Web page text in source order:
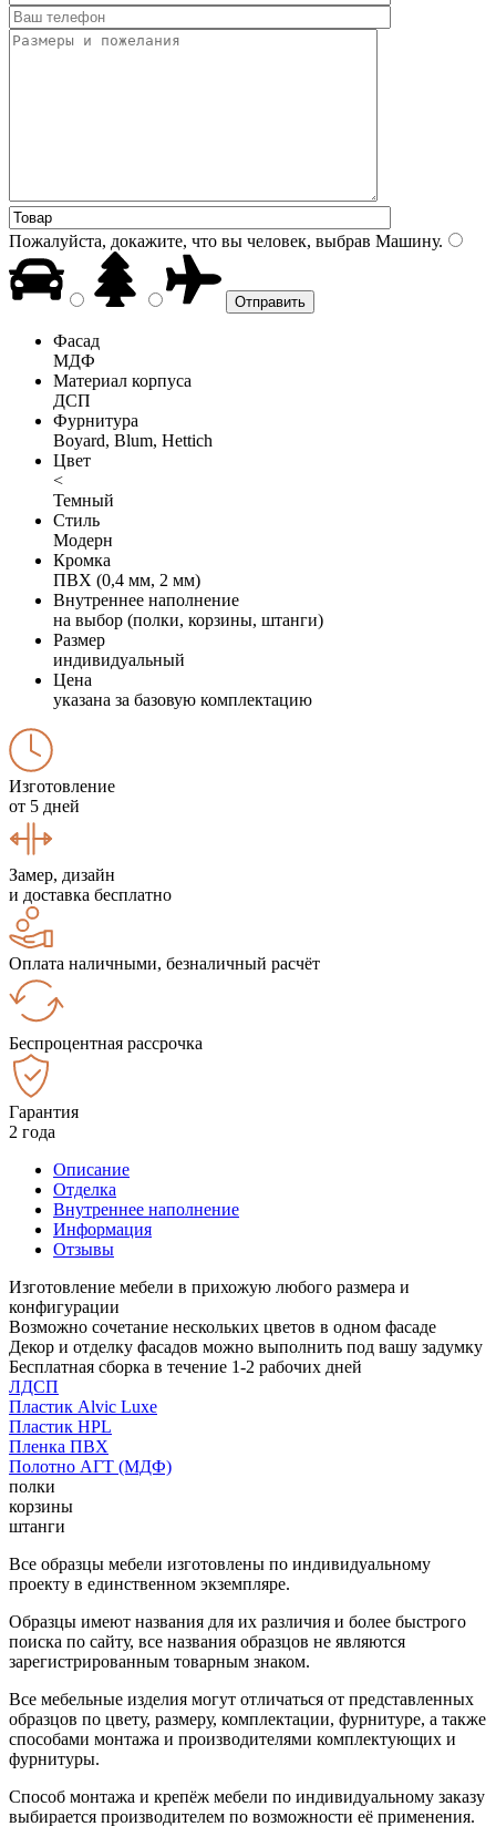
Пожалуйста, докажите, что вы человек, выбрав Машину.
Фасад
МДФ
Материал корпуса
ДСП
Фурнитура
Boyard, Blum, Hettich
Цвет
<
Темный
Стиль
Модерн
Кромка
ПВХ (0,4 мм, 2 мм)
Внутреннее наполнение
на выбор (полки, корзины, штанги)
Размер
индивидуальный
Цена
указана за базовую комплектацию
Изготовление
от 5 дней
Замер, дизайн
и доставка бесплатно
Оплата наличными, безналичный расчёт
Беспроцентная рассрочка
Гарантия
2 года
Описание
Отделка
Внутреннее наполнение
Информация
Отзывы
Изготовление мебели в прихожую любого размера и
конфигурации
Возможно сочетание нескольких цветов в одном фасаде
Декор и отделку фасадов можно выполнить под вашу задумку
Бесплатная сборка в течение 1-2 рабочих дней
ЛДСП
Пластик Alvic Luxe
Пластик HPL
Пленка ПВХ
Полотно АГТ (МДФ)
полки
корзины
штанги
Все образцы мебели изготовлены по индивидуальному
проекту в единственном экземпляре.
Образцы имеют названия для их различия и более быстрого
поиска по сайту, все названия образцов не являются
зарегистрированным товарным знаком.
Все мебельные изделия могут отличаться от представленных
образцов по цвету, размеру, комплектации, фурнитуре, а также
способами монтажа и производителями комплектующих и
фурнитуры.
Способ монтажа и крепёж мебели по индивидуальному заказу
выбирается производителем по возможности её применения.